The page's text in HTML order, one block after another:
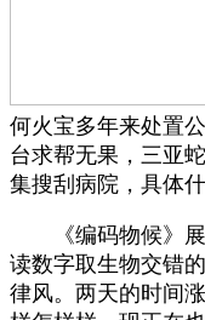
何火宝多年来处置
台求帮无果，三亚
集搜刮病院，具体
《编码物候》展
读数字取生物交错
律风。两天的时间